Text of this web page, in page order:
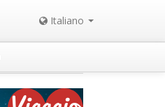
Italiano